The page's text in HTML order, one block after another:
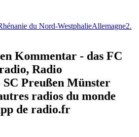
du Nord-WestphalieAllemagne2.
Kommentar - das FC
Radio
Preußen Münster
radios du monde
de radio.fr